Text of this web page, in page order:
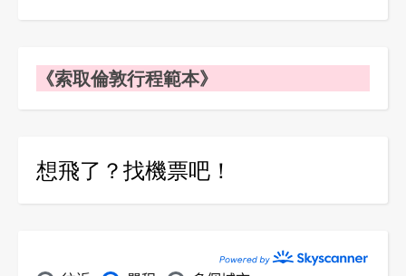
《索取倫敦行程範本》
想飛了？找機票吧！